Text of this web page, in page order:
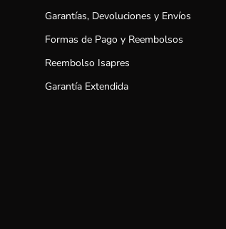
Garantías, Devoluciones y Envíos
Formas de Pago y Reembolsos
Reembolso Isapres
Garantía Extendida